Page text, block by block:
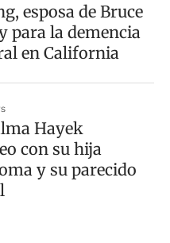
esposa de Bruce
para la demencia
en California
Hayek
con su hija
y su parecido